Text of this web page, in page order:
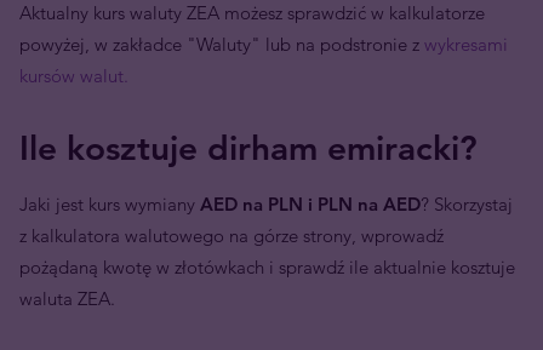
Aktualny kurs waluty ZEA możesz sprawdzić w kalkulatorze
powyżej, w zakładce "Waluty" lub na podstronie z wykresami
kursów walut.
Ile kosztuje dirham emiracki?
Jaki jest kurs wymiany AED na PLN i PLN na AED? Skorzystaj
z kalkulatora walutowego na górze strony, wprowadź
pożądaną kwotę w złotówkach i sprawdź ile aktualnie kosztuje
waluta ZEA.